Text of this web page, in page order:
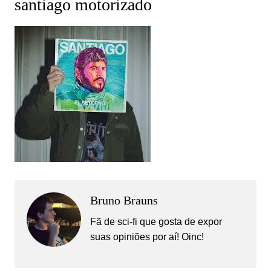
santiago motorizado
Bruno Brauns
Fã de sci-fi que gosta de expor
suas opiniões por aí! Oinc!